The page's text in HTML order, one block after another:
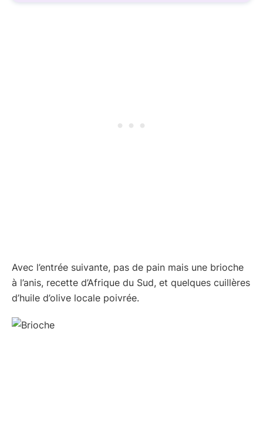
Avec l’entrée suivante, pas de pain mais une brioche
à l’anis, recette d’Afrique du Sud, et quelques cuillères
d’huile d’olive locale poivrée.